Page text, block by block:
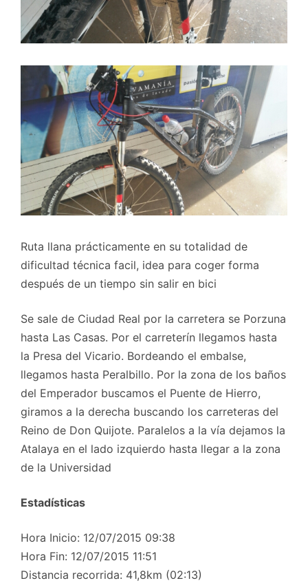
Ruta llana prácticamente en su totalidad de
dificultad técnica facil, idea para coger forma
después de un tiempo sin salir en bici
Se sale de Ciudad Real por la carretera se Porzuna
hasta Las Casas. Por el carreterín llegamos hasta
la Presa del Vicario. Bordeando el embalse,
llegamos hasta Peralbillo. Por la zona de los baños
del Emperador buscamos el Puente de Hierro,
giramos a la derecha buscando los carreteras del
Reino de Don Quijote. Paralelos a la vía dejamos la
Atalaya en el lado izquierdo hasta llegar a la zona
de la Universidad
Estadísticas
Hora Inicio: 12/07/2015 09:38
Hora Fin: 12/07/2015 11:51
Distancia recorrida: 41,8km (02:13)